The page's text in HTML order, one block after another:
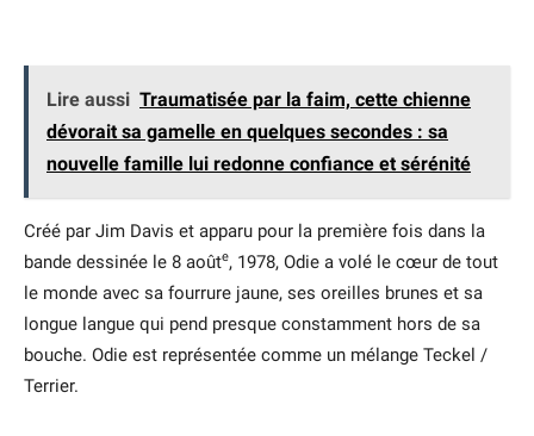
Lire aussi Traumatisée par la faim, cette chienne
dévorait sa gamelle en quelques secondes : sa
nouvelle famille lui redonne confiance et sérénité
Créé par Jim Davis et apparu pour la première fois dans la
bande dessinée le 8 aoûte, 1978, Odie a volé le cœur de tout
le monde avec sa fourrure jaune, ses oreilles brunes et sa
longue langue qui pend presque constamment hors de sa
bouche. Odie est représentée comme un mélange Teckel /
Terrier.